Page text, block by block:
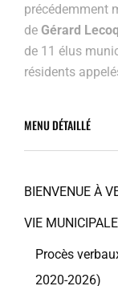
précédemment
de Gérard Lecoq
de 11 élus
résidents
MENU DÉTAILLÉ
BIENVENUE À
VIE MUNICIPALE
Procès
2020-2026)